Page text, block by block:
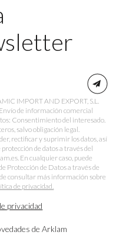
IMPORT AND EXPORT, S.L.
de información comercial
Consentimiento del interesado.
salvo obligación legal.
rectificar y suprimir los datos, así
de datos a través del
En cualquier caso, puede
Protección de Datos a través de
consultar más información sobre
de privacidad.
privacidad
de Arklam